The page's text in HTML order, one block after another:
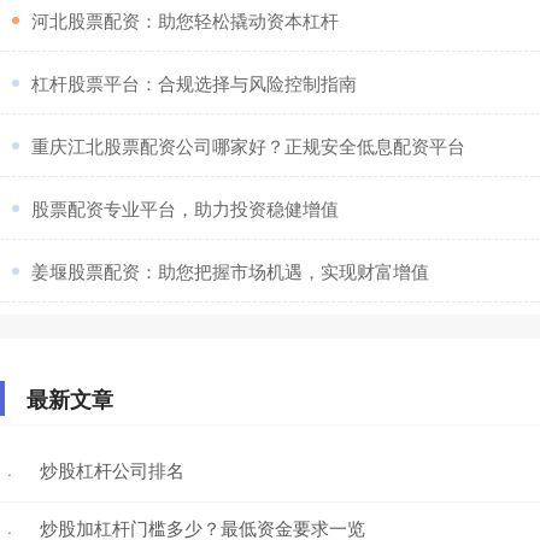
​河北股票配资：助您轻松撬动资本杠杆
​杠杆股票平台：合规选择与风险控制指南
​重庆江北股票配资公司哪家好？正规安全低息配资平台
​股票配资专业平台，助力投资稳健增值
​姜堰股票配资：助您把握市场机遇，实现财富增值
最新文章
· 炒股杠杆公司排名
· 炒股加杠杆门槛多少？最低资金要求一览